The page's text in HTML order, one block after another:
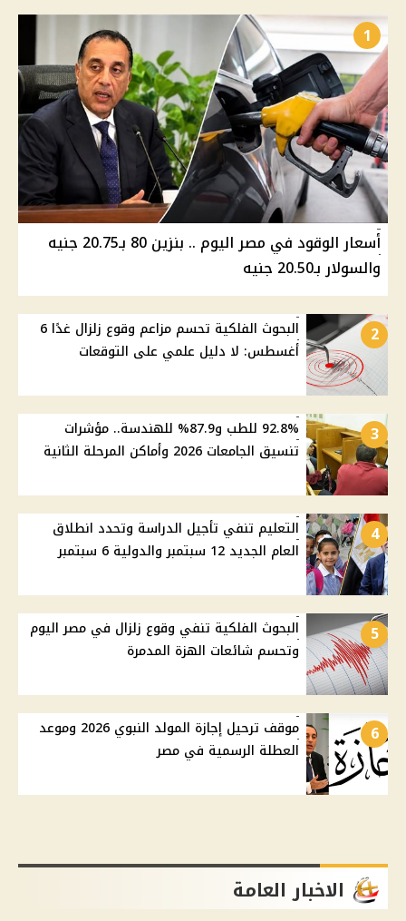
1
أسعار الوقود في مصر اليوم .. بنزين 80 بـ20.75 جنيه
والسولار بـ20.50 جنيه
2
البحوث الفلكية تحسم مزاعم وقوع زلزال غدًا 6
أغسطس: لا دليل علمي على التوقعات
3
92.8% للطب و87.9% للهندسة.. مؤشرات
تنسيق الجامعات 2026 وأماكن المرحلة الثانية
4
التعليم تنفي تأجيل الدراسة وتحدد انطلاق
العام الجديد 12 سبتمبر والدولية 6 سبتمبر
5
البحوث الفلكية تنفي وقوع زلزال في مصر اليوم
وتحسم شائعات الهزة المدمرة
6
موقف ترحيل إجازة المولد النبوي 2026 وموعد
العطلة الرسمية في مصر
الاخبار العامة